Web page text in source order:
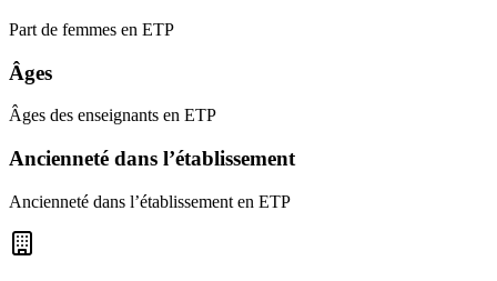
Part de femmes en ETP
Âges
Âges des enseignants en ETP
Ancienneté dans l’établissement
Ancienneté dans l’établissement en ETP